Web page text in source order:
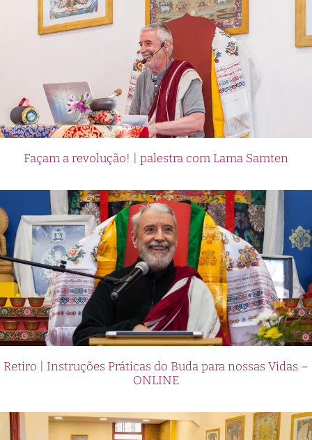
Façam a revolução! | palestra com Lama Samten
Retiro | Instruções Práticas do Buda para nossas Vidas –
ONLINE